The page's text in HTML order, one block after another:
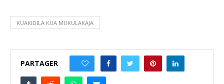
KUAKIDILA KUA MUKULAKAJA
PARTAGER